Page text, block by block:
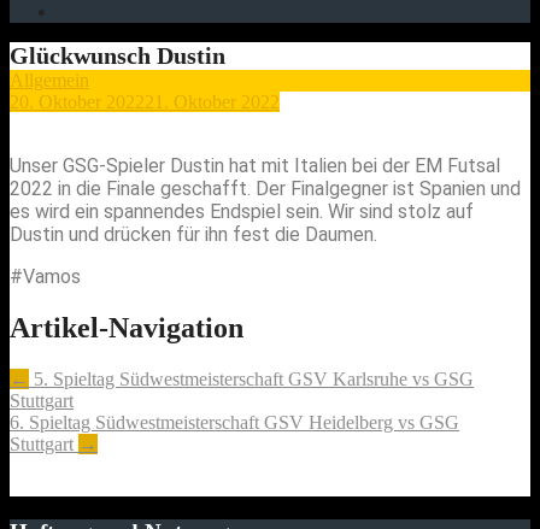
Glückwunsch Dustin
Allgemein
20. Oktober 202221. Oktober 2022
Unser GSG-Spieler Dustin hat mit Italien bei der EM Futsal
2022 in die Finale geschafft. Der Finalgegner ist Spanien und
es wird ein spannendes Endspiel sein. Wir sind stolz auf
Dustin und drücken für ihn fest die Daumen.
#Vamos
Artikel-Navigation
← 5. Spieltag Südwestmeisterschaft GSV Karlsruhe vs GSG
Stuttgart
6. Spieltag Südwestmeisterschaft GSV Heidelberg vs GSG
Stuttgart →